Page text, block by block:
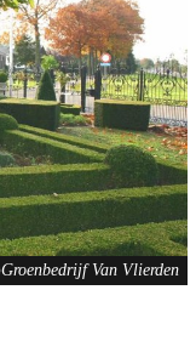
Groenbedrijf Van Vlierden